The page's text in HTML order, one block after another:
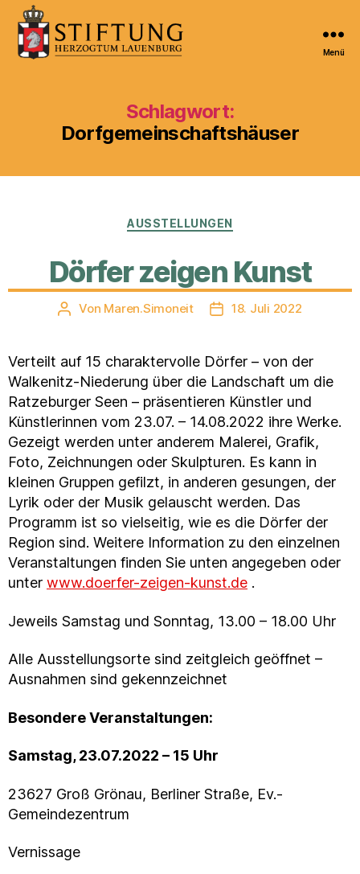
Lauenburg
Menü
Schlagwort:
Dorfgemeinschaftshäuser
Kategorien
AUSSTELLUNGEN
Dörfer zeigen Kunst
Beitragsautor
Von Maren.Simoneit Veröffentlichungsdatum
18. Juli 2022
Verteilt auf 15 charaktervolle Dörfer – von der
Walkenitz-Niederung über die Landschaft um die
Ratzeburger Seen – präsentieren Künstler und
Künstlerinnen vom 23.07. – 14.08.2022 ihre Werke.
Gezeigt werden unter anderem Malerei, Grafik,
Foto, Zeichnungen oder Skulpturen. Es kann in
kleinen Gruppen gefilzt, in anderen gesungen, der
Lyrik oder der Musik gelauscht werden. Das
Programm ist so vielseitig, wie es die Dörfer der
Region sind. Weitere Information zu den einzelnen
Veranstaltungen finden Sie unten angegeben oder
unter www.doerfer-zeigen-kunst.de .
Jeweils Samstag und Sonntag, 13.00 – 18.00 Uhr
Alle Ausstellungsorte sind zeitgleich geöffnet –
Ausnahmen sind gekennzeichnet
Besondere Veranstaltungen:
Samstag, 23.07.2022 – 15 Uhr
23627 Groß Grönau, Berliner Straße, Ev.-
Gemeindezentrum
Vernissage